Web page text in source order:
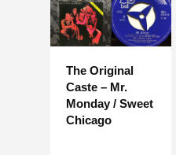
The Original
Caste – Mr.
Monday / Sweet
Chicago